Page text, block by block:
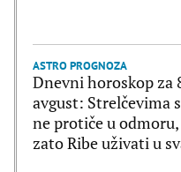
ASTRO PROGNOZA
Dnevni horoskop za
avgust: Strelčevima
ne protiče u
zato Ribe uživati u